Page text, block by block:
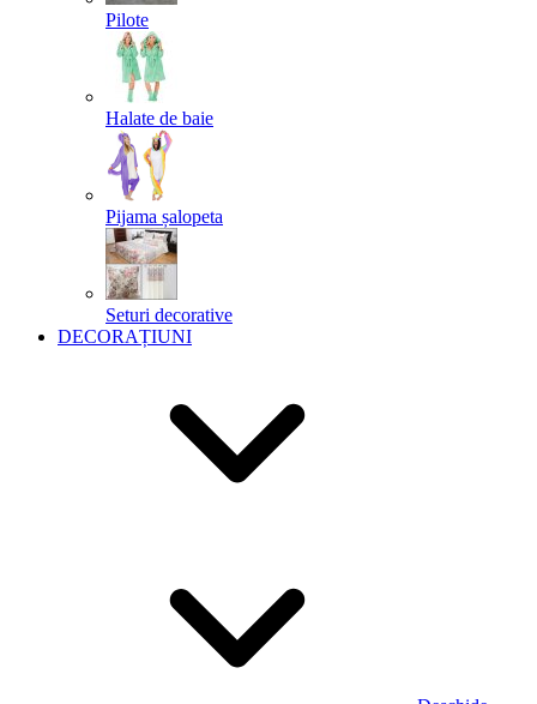
Pilote
Halate de baie
Pijama șalopeta
Seturi decorative
DECORAȚIUNI